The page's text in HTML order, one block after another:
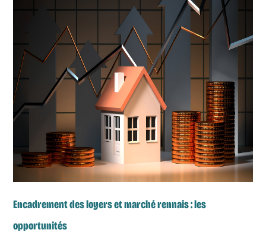
Encadrement des loyers et marché rennais : les
opportunités